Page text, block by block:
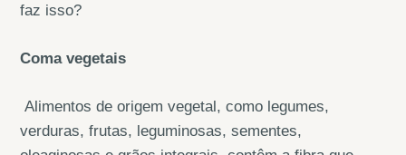
faz isso?
Coma vegetais
Alimentos de origem vegetal, como legumes,
verduras, frutas, leguminosas, sementes,